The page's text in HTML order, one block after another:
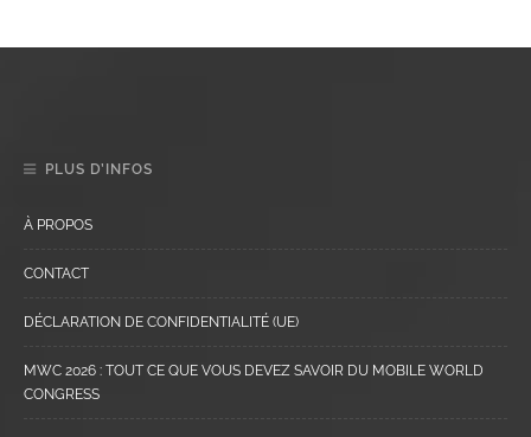
PLUS D’INFOS
À PROPOS
CONTACT
DÉCLARATION DE CONFIDENTIALITÉ (UE)
MWC 2026 : TOUT CE QUE VOUS DEVEZ SAVOIR DU MOBILE WORLD
CONGRESS